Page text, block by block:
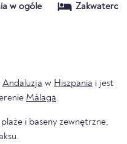
w ogóle
Andaluzja w Hiszpania i jest
Málaga.
i baseny zewnętrzne,